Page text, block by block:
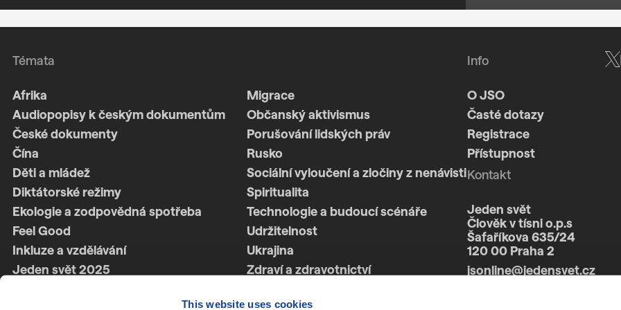
This website uses cookies
Témata
Afrika
Migrace
Audiopopisy k českým dokumentům
Občanský aktivismus
České dokumenty
Porušování lidských práv
Čína
Rusko
Děti a mládež
Sociální vyloučení a zločiny z nenávisti
Diktátorské režimy
Spiritualita
Ekologie a zodpovědná spotřeba
Technologie a budoucí scénáře
Feel Good
Udržitelnost
Inkluze a vzdělávání
Ukrajina
Jeden svět 2025
Zdraví a zdravotnictví
Info
O JSO
Časté dotazy
Registrace
Přístupnost
Kontakt
Jeden svět
Člověk v tísni o.p.s
Šafaříkova 635/24
120 00 Praha 2
jsonline@jedensvet.cz